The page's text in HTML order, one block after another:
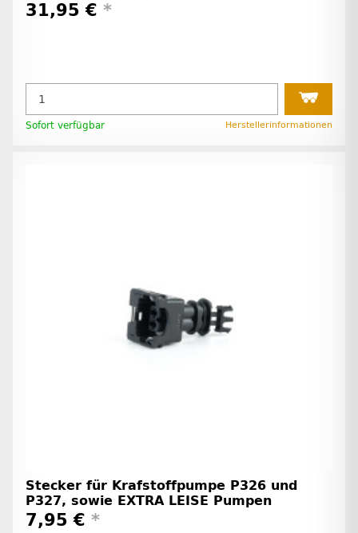
31,95 € *
Sofort verfügbar Herstellerinformationen
Stecker für Krafstoffpumpe P326 und
P327, sowie EXTRA LEISE Pumpen
7,95 € *